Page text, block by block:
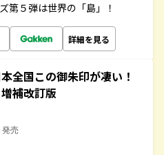
第５弾は世界の「島」！
詳細を見る
全国この御朱印が凄い！
補改訂版
発売